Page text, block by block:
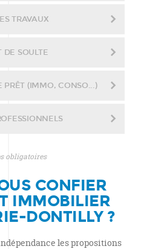
TRAVAUX
DE SOULTE
PRÊT (IMMO, CONSO...)
obligatoires
CONFIER
IMMOBILIER
DONTILLY ?
les propositions